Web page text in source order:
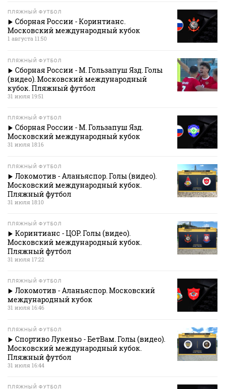
ПЛЯЖНЫЙ ФУТБОЛ
Сборная России - Коринтианс.
Московский международный кубок
1 августа 11:50
ПЛЯЖНЫЙ ФУТБОЛ
Сборная России - М. Гользапуш Язд. Голы
(видео). Московский международный
кубок. Пляжный футбол
31 июля 19:51
ПЛЯЖНЫЙ ФУТБОЛ
Сборная России - М. Гользапуш Язд.
Московский международный кубок
31 июля 18:16
ПЛЯЖНЫЙ ФУТБОЛ
Локомотив - Аланьяспор. Голы (видео).
Московский международный кубок.
Пляжный футбол
31 июля 18:10
ПЛЯЖНЫЙ ФУТБОЛ
Коринтианс - ЦОР. Голы (видео).
Московский международный кубок.
Пляжный футбол
31 июля 17:22
ПЛЯЖНЫЙ ФУТБОЛ
Локомотив - Аланьяспор. Московский
международный кубок
31 июля 16:46
ПЛЯЖНЫЙ ФУТБОЛ
Спортиво Лукеньо - БетВам. Голы (видео).
Московский международный кубок.
Пляжный футбол
31 июля 16:44
ПЛЯЖНЫЙ ФУТБОЛ